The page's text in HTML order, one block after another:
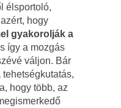
élsportoló,
hogy
gyakorolják a
így a mozgás
váljon. Bár
hogy több, az